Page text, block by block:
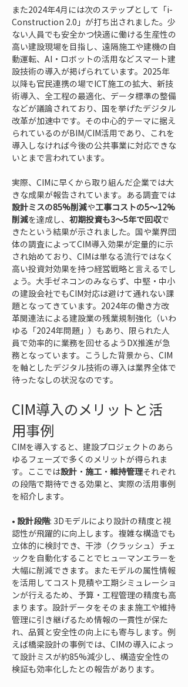
また2024年4月には次のステップとして「i-
Construction 2.0」が打ち出されました。少
ない人員でも安全かつ快適に働ける生産性の
高い建設現場を目指し、遠隔施工や建機の自
動運転、AI・ロボットの活用などスマート建
設技術の導入が掲げられています。2025年
以降も官民連携の場でICT施工の拡大、新技
術導入、全工程の最適化、データ標準の整備
などが議論されており、国を挙げたデジタル
改革が加速中です。その中心的テーマに据え
られているのがBIM/CIM活用であり、これを
導入しなければ今後の公共事業に対応できな
いとまで言われています。
実際、CIMに早くから取り組んだ企業では大
きな成果が報告されています。ある調査では
設計ミスの85%削減や工事コストの5～12%
削減を達成し、 初期投資も3～5年で回収で
きたという結果が示されました。国や業界団
体の調査によってCIM導入効果が定量的に示
され始めており、CIMは単なる流行ではなく
高い投資対効果を持つ経営戦略と言えるでし
ょう。大手ゼネコンのみならず、中堅・中小
の建設会社でもCIM対応は避けて通れない課
題となってきています。2024年の働き方改
革関連法による建設業の残業規制強化（いわ
ゆる「2024年問題」）もあり、限られた人
員で効率的に業務を回せるようDX推進が急
務となっています。こうした背景から、CIM
を軸としたデジタル技術の導入は業界全体で
待ったなしの状況なのです。
CIM導入のメリットと活
用事例
CIMを導入すると、建設プロジェクトのあら
ゆるフェーズで多くのメリットが得られま
す。ここでは設計 ・ 施工 ・ 維持管理それぞれ
の段階で期待できる効果と、実際の活用事例
を紹介します。
• 設計段階: 3Dモデルにより設計の精度と視
認性が飛躍的に向上します。複雑な構造でも
立体的に検討でき、干渉（クラッシュ）チェ
ックを自動化することでヒューマンエラーを
大幅に削減できます。またモデルの属性情報
を活用してコスト見積や工期シミュレーショ
ンが行えるため、予算・工程管理の精度も高
まります。設計データをそのまま施工や維持
管理に引き継げるため情報の一貫性が保た
れ、品質と安全性の向上にも寄与します。例
えば橋梁設計の事例では、CIMの導入によっ
て設計ミスが約85%減少し、構造安全性の